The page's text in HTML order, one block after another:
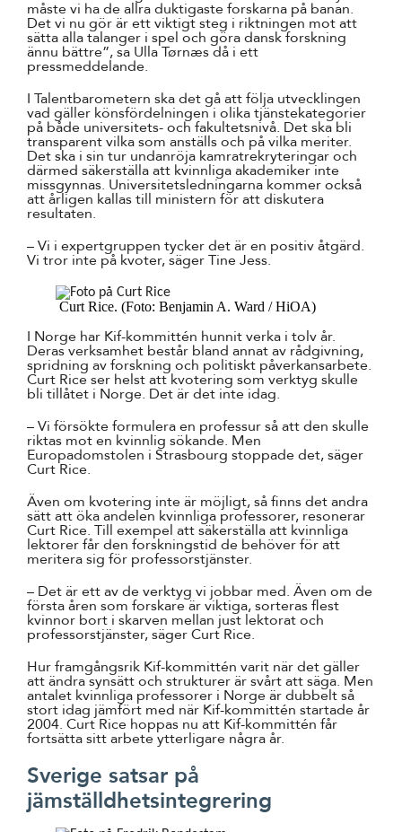
måste vi ha de allra duktigaste forskarna på banan.
Det vi nu gör är ett viktigt steg i riktningen mot att
sätta alla talanger i spel och göra dansk forskning
ännu bättre”, sa Ulla Tørnæs då i ett
pressmeddelande.
I Talentbarometern ska det gå att följa utvecklingen
vad gäller könsfördelningen i olika tjänstekategorier
på både universitets- och fakultetsnivå. Det ska bli
transparent vilka som anställs och på vilka meriter.
Det ska i sin tur undanröja kamratrekryteringar och
därmed säkerställa att kvinnliga akademiker inte
missgynnas. Universitetsledningarna kommer också
att årligen kallas till ministern för att diskutera
resultaten.
– Vi i expertgruppen tycker det är en positiv åtgärd.
Vi tror inte på kvoter, säger Tine Jess.
Curt Rice. (Foto: Benjamin A. Ward / HiOA)
I Norge har Kif-kommittén hunnit verka i tolv år.
Deras verksamhet består bland annat av rådgivning,
spridning av forskning och politiskt påverkansarbete.
Curt Rice ser helst att kvotering som verktyg skulle
bli tillåtet i Norge. Det är det inte idag.
– Vi försökte formulera en professur så att den skulle
riktas mot en kvinnlig sökande. Men
Europadomstolen i Strasbourg stoppade det, säger
Curt Rice.
Även om kvotering inte är möjligt, så finns det andra
sätt att öka andelen kvinnliga professorer, resonerar
Curt Rice. Till exempel att säkerställa att kvinnliga
lektorer får den forskningstid de behöver för att
meritera sig för professorstjänster.
– Det är ett av de verktyg vi jobbar med. Även om de
första åren som forskare är viktiga, sorteras flest
kvinnor bort i skarven mellan just lektorat och
professorstjänster, säger Curt Rice.
Hur framgångsrik Kif-kommittén varit när det gäller
att ändra synsätt och strukturer är svårt att säga. Men
antalet kvinnliga professorer i Norge är dubbelt så
stort idag jämfört med när Kif-kommittén startade år
2004. Curt Rice hoppas nu att Kif-kommittén får
fortsätta sitt arbete ytterligare några år.
Sverige satsar på
jämställdhetsintegrering